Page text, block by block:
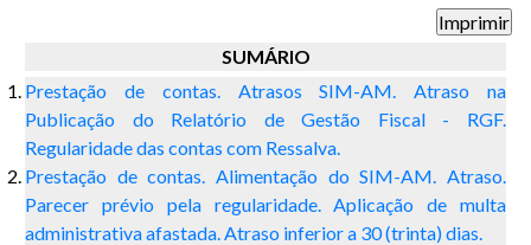
SUMÁRIO
Prestação de contas. Atrasos SIM-AM. Atraso na
Publicação do Relatório de Gestão Fiscal - RGF.
Regularidade das contas com Ressalva.
Prestação de contas. Alimentação do SIM-AM. Atraso.
Parecer prévio pela regularidade. Aplicação de multa
administrativa afastada. Atraso inferior a 30 (trinta) dias.